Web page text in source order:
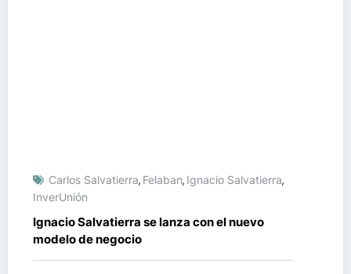
Carlos Salvatierra, Felaban, Ignacio Salvatierra,
InverUnión
Ignacio Salvatierra se lanza con el nuevo
modelo de negocio